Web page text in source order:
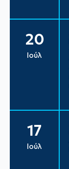
20
Ιούλ
17
Ιούλ